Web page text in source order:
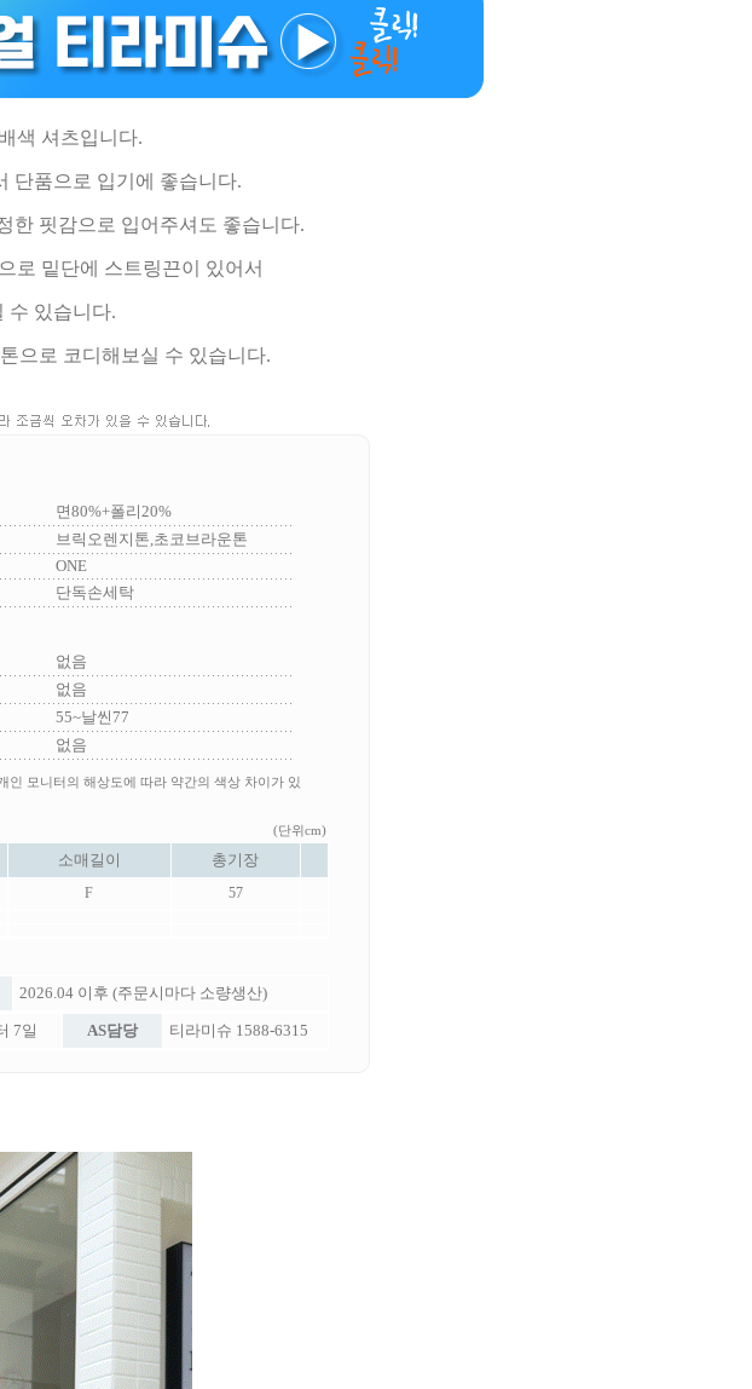
색 셔츠입니다.
단품으로 입기에 좋습니다.
한 핏감으로 입어주셔도 좋습니다.
로 밑단에 스트링끈이 있어서
수 있습니다.
으로 코디해보실 수 있습니다.
면80%+폴리20%
브릭오렌지톤,초코브라운톤
ONE
단독손세탁
없음
없음
55~날씬77
없음
인 모니터의 해상도에 따라 약간의 색상 차이가 있
(단위cm)
소매길이
총기장
F 57
2026.04 이후 (주문시마다 소량생산)
7일 AS담당 티라미슈 1588-6315